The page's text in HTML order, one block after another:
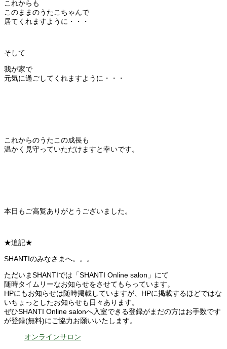
これからも
このままのうたこちゃんで
居てくれますように・・・
そして
我が家で
元気に過ごしてくれますように・・・
これからのうたこの成長も
温かく見守っていただけますと幸いです。
本日もご高覧ありがとうございました。
★追記★
SHANTIのみなさまへ。。。
ただいまSHANTIでは「SHANTI Online salon」にて
随時タイムリーなお知らせをさせてもらっています。
HPにもお知らせは随時掲載していますが、HPに掲載するほどではな
いちょっとしたお知らせも日々あります。
ぜひSHANTI Online salonへ入室できる登録がまだの方はお手数です
が登録(無料)にご協力お願いいたします。
オンラインサロン